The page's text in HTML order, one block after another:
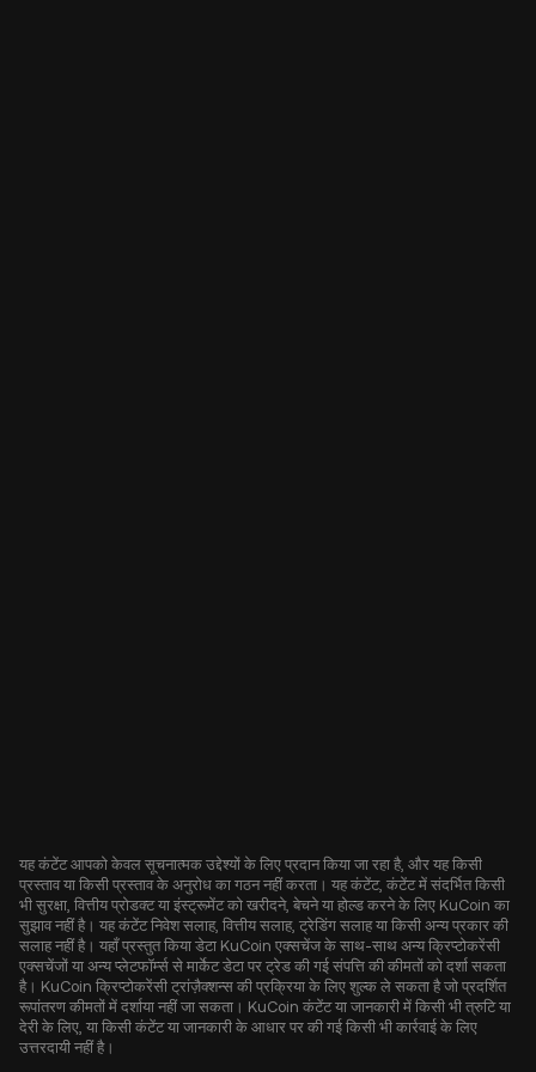
यह कंटेंट आपको केवल सूचनात्मक उद्देश्यों के लिए प्रदान किया जा रहा है, और यह किसी
प्रस्ताव या किसी प्रस्ताव के अनुरोध का गठन नहीं करता। यह कंटेंट, कंटेंट में संदर्भित किसी
भी सुरक्षा, वित्तीय प्रोडक्ट या इंस्ट्रूमेंट को खरीदने, बेचने या होल्ड करने के लिए KuCoin का
सुझाव नहीं है। यह कंटेंट निवेश सलाह, वित्तीय सलाह, ट्रेडिंग सलाह या किसी अन्य प्रकार की
सलाह नहीं है। यहाँ प्रस्तुत किया डेटा KuCoin एक्सचेंज के साथ-साथ अन्य क्रिप्टोकरेंसी
एक्सचेंजों या अन्य प्लेटफॉर्म्स से मार्केट डेटा पर ट्रेड की गई संपत्ति की कीमतों को दर्शा सकता
है। KuCoin क्रिप्टोकरेंसी ट्रांज़ैक्शन्स की प्रक्रिया के लिए शुल्क ले सकता है जो प्रदर्शित
रूपांतरण कीमतों में दर्शाया नहीं जा सकता। KuCoin कंटेंट या जानकारी में किसी भी त्रुटि या
देरी के लिए, या किसी कंटेंट या जानकारी के आधार पर की गई किसी भी कार्रवाई के लिए
उत्तरदायी नहीं है।